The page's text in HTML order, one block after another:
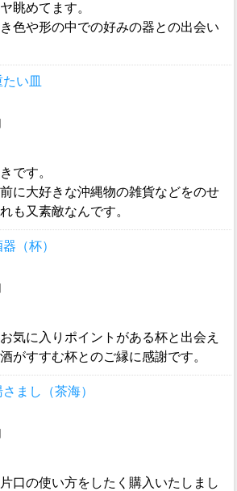
眺めてます。
色や形の中での好みの器との出会い
い皿
です。
に大好きな沖縄物の雑貨などをのせ
も又素敵なんです。
（杯）
気に入りポイントがある杯と出会え
がすすむ杯とのご縁に感謝です。
まし（茶海）
口の使い方をしたく購入いたしまし